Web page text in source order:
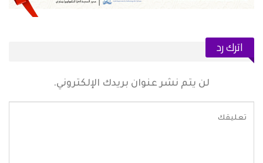
اترك رد
لن يتم نشر عنوان بريدك الإلكتروني.